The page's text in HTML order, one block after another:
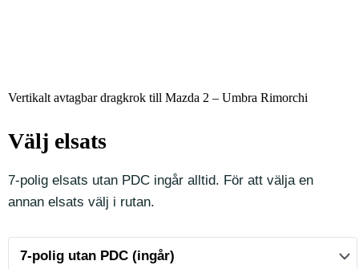
Vertikalt avtagbar dragkrok till Mazda 2 – Umbra Rimorchi
Välj elsats
7-polig elsats utan PDC ingår alltid. För att välja en
annan elsats välj i rutan.